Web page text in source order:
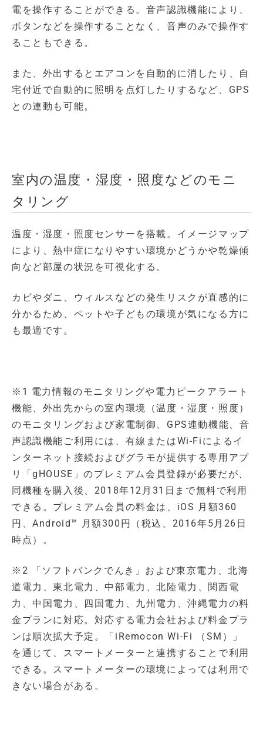
電を操作することができる。音声認識機能により、
ボタンなどを操作することなく、音声のみで操作す
ることもできる。
また、外出するとエアコンを自動的に消したり、自
宅付近で自動的に照明を点灯したりするなど、GPS
との連動も可能。
室内の温度・湿度・照度などのモニ
タリング
温度・湿度・照度センサーを搭載。イメージマップ
により、熱中症になりやすい環境かどうかや乾燥傾
向など部屋の状況を可視化する。
カビやダニ、ウィルスなどの発生リスクが直感的に
分かるため、ペットや子どもの環境が気になる方に
も最適です。
※1 電力情報のモニタリングや電力ピークアラート
機能、外出先からの室内環境（温度・湿度・照度）
のモニタリングおよび家電制御、GPS連動機能、音
声認識機能ご利用には、有線またはWi-Fiによるイ
ンターネット接続およびグラモが提供する専用アプ
リ「gHOUSE」のプレミアム会員登録が必要だが、
同機種を購入後、2018年12月31日まで無料で利用
できる。プレミアム会員の料金は、iOS 月額360
円、Android™ 月額300円（税込、2016年5月26日
時点）。
※2 「ソフトバンクでんき」および東京電力、北海
道電力、東北電力、中部電力、北陸電力、関西電
力、中国電力、四国電力、九州電力、沖縄電力の料
金プランに対応。対応する電力会社および料金プラ
ンは順次拡大予定。「iRemocon Wi-Fi （SM）」
を通じて、スマートメーターと連携することで利用
できる。スマートメーターの環境によっては利用で
きない場合がある。